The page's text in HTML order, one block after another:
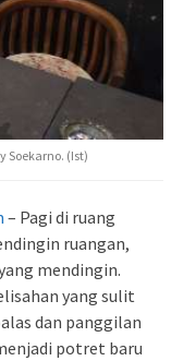
Soekarno. (Ist)
– Pagi di ruang
ruangan,
mendingin.
yang sulit
dan panggilan
potret baru